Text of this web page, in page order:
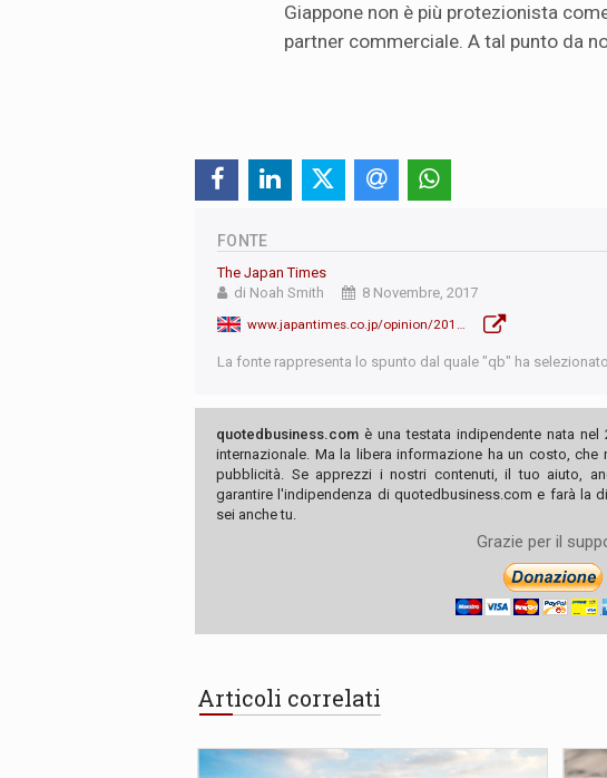
Giappone non è più protezionista
partner commerciale. A tal punto da
FONTE
The Japan Times
di Noah Smith
8 Novembre, 2017
www.japantimes.co.jp/opinion/2017/11/08/commentary/japan-commentary/japan-u-s-dont-trade-problem/
La fonte rappresenta lo spunto dal quale "qb" ha
quotedbusiness.com è una testata indipendente nata
internazionale. Ma la libera informazione ha un costo,
pubblicità. Se apprezzi i nostri contenuti, il tuo aiuto,
garantire l'indipendenza di quotedbusiness.com e farà la
sei anche tu.
Grazie per il
Articoli correlati